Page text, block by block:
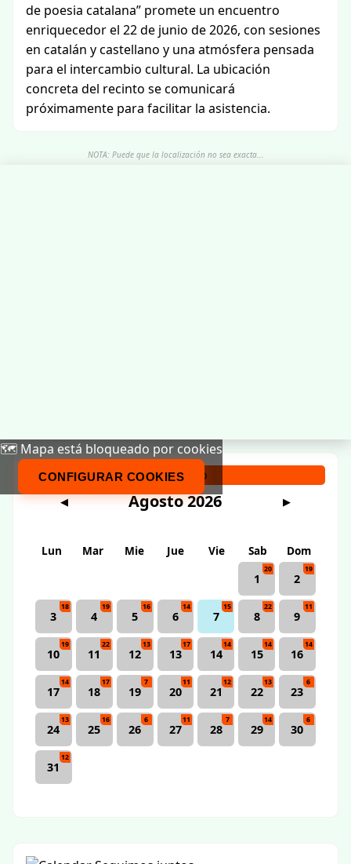
de poesia catalana” promete un encuentro
enriquecedor el 22 de junio de 2026, con sesiones
en catalán y castellano y una atmósfera pensada
para el intercambio cultural. La ubicación
concreta del recinto se comunicará
próximamente para facilitar la asistencia.
NOTA: Puede que la localización no sea exacta...
🗺️ Mapa está bloqueado por cookies
CONFIGURAR COOKIES
Calendario
◀ Agosto 2026 ▶
Lun Mar Mie Jue Vie Sab
Dom
1
20
2
19
3
18
4
19
5
16
6
14
7
15
8
22
9
11
10
19
11
22
12
13
13
17
14
14
15
14
16
14
17
14
18
17
19
7
20
11
21
12
22
13
23
6
24
13
25
16
26
6
27
11
28
7
29
14
30
6
31
12